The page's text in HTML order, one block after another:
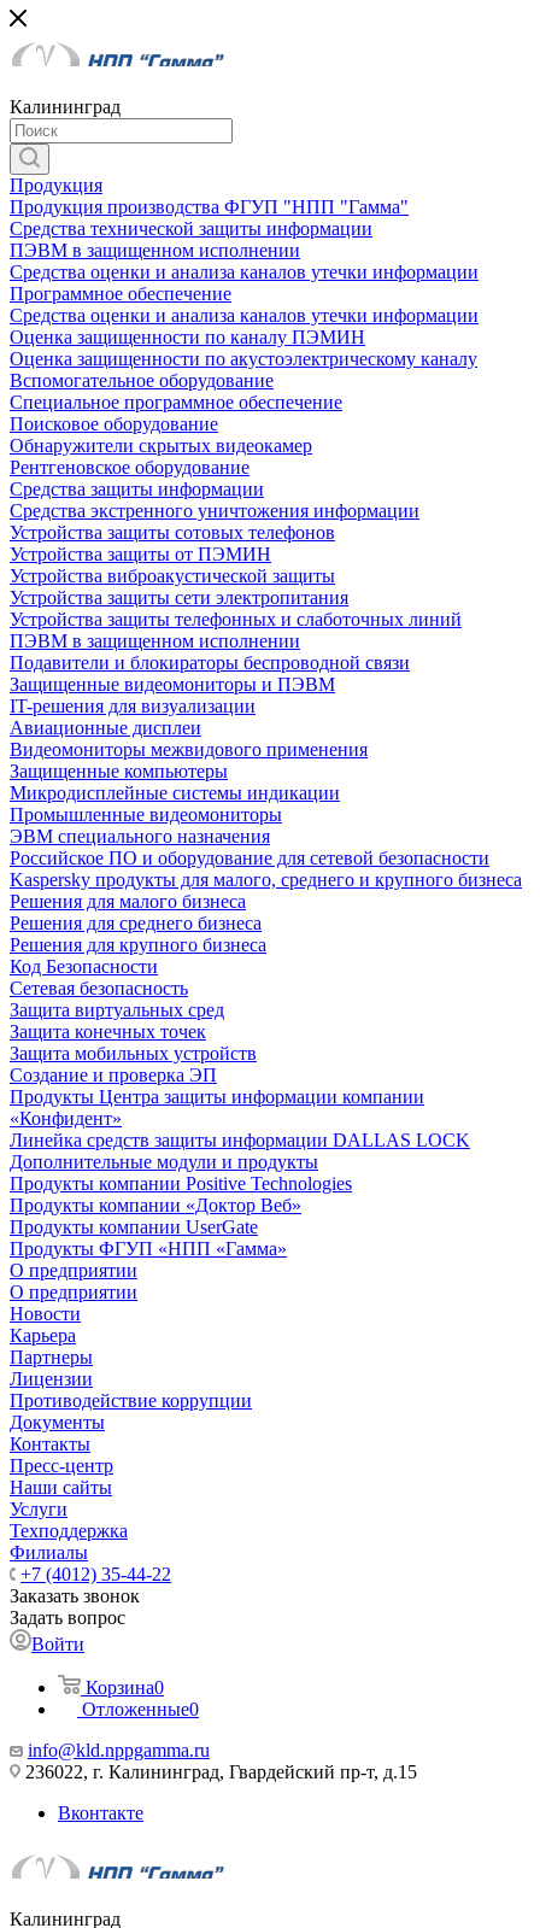
Калининград
Продукция
Продукция производства ФГУП "НПП "Гамма"
Средства технической защиты информации
ПЭВМ в защищенном исполнении
Средства оценки и анализа каналов утечки информации
Программное обеспечение
Средства оценки и анализа каналов утечки информации
Оценка защищенности по каналу ПЭМИН
Оценка защищенности по акустоэлектрическому каналу
Вспомогательное оборудование
Специальное программное обеспечение
Поисковое оборудование
Обнаружители скрытых видеокамер
Рентгеновское оборудование
Средства защиты информации
Средства экстренного уничтожения информации
Устройства защиты сотовых телефонов
Устройства защиты от ПЭМИН
Устройства виброакустической защиты
Устройства защиты сети электропитания
Устройства защиты телефонных и слаботочных линий
ПЭВМ в защищенном исполнении
Подавители и блокираторы беспроводной связи
Защищенные видеомониторы и ПЭВМ
IT-решения для визуализации
Авиационные дисплеи
Видеомониторы межвидового применения
Защищенные компьютеры
Микродисплейные системы индикации
Промышленные видеомониторы
ЭВМ специального назначения
Российское ПО и оборудование для сетевой безопасности
Kaspersky продукты для малого, среднего и крупного бизнеса
Решения для малого бизнеса
Решения для среднего бизнеса
Решения для крупного бизнеса
Код Безопасности
Сетевая безопасность
Защита виртуальных сред
Защита конечных точек
Защита мобильных устройств
Создание и проверка ЭП
Продукты Центра защиты информации компании
«Конфидент»
Линейка средств защиты информации DALLAS LOCK
Дополнительные модули и продукты
Продукты компании Positive Technologies
Продукты компании «Доктор Веб»
Продукты компании UserGate
Продукты ФГУП «НПП «Гамма»
О предприятии
О предприятии
Новости
Карьера
Партнеры
Лицензии
Противодействие коррупции
Документы
Контакты
Пресс-центр
Наши сайты
Услуги
Техподдержка
Филиалы
+7 (4012) 35-44-22
Заказать звонок
Задать вопрос
Войти
Корзина0
Отложенные0
info@kld.nppgamma.ru
236022, г. Калининград, Гвардейский пр-т, д.15
Вконтакте
Калининград